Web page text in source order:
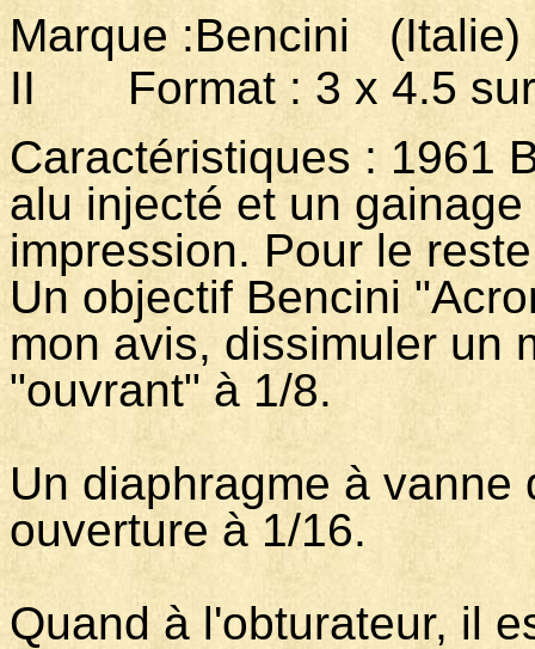
Marque :Bencini
II Format : 3 x 4.5 sur
Caractéristiques : 1961
alu injecté et un
impression. Pour le
Un objectif Bencini
mon avis, dissimuler un
"ouvrant" à 1/8.
Un diaphragme à vanne
ouverture à 1/16.
Quand à l'obturateur, il